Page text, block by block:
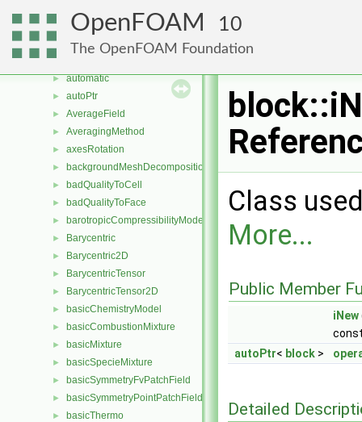
OpenFOAM 10
The OpenFOAM Foundation
► attachDetach
► attachPolyTopoChanger
►
► automatic
► autoPtr
► AverageField
► AveragingMethod
► axesRotation
► backgroundMeshDecomposition
► badQualityToCell
► badQualityToFace
► barotropicCompressibilityModel
► Barycentric
► Barycentric2D
► BarycentricTensor
► BarycentricTensor2D
► basicChemistryModel
► basicCombustionMixture
► basicMixture
► basicSpecieMixture
► basicSymmetryFvPatchField
► basicSymmetryPointPatchField
► basicThermo
Class
More...
Public Member
iNew
autoPtr< block >
Detailed